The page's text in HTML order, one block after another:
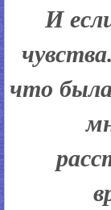
И
что